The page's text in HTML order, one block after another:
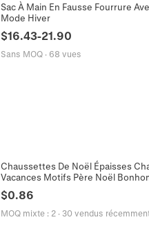
Sac À Main En Fausse Fourrure
Mode Hiver
$16.43-21.90
Sans MOQ · 68 vues
Chaussettes De Noël Épaisses
Vacances Motifs Père Noël
$0.86
MOQ mixte : 2 · 30 vendus